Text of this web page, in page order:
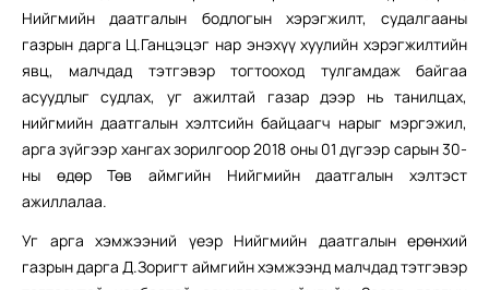
Нийгмийн даатгалын бодлогын хэрэгжилт, судалгааны
газрын дарга Ц.Ганцэцэг нар энэхүү хуулийн хэрэгжилтийн
явц, малчдад тэтгэвэр тогтооход тулгамдаж байгаа
асуудлыг судлах, уг ажилтай газар дээр нь танилцах,
нийгмийн даатгалын хэлтсийн байцаагч нарыг мэргэжил,
арга зүйгээр хангах зорилгоор 2018 оны 01 дүгээр сарын 30-
ны өдөр Төв аймгийн Нийгмийн даатгалын хэлтэст
ажиллалаа.
Уг арга хэмжээний үеэр Нийгмийн даатгалын ерөнхий
газрын дарга Д.Зоригт аймгийн хэмжээнд малчдад тэтгэвэр